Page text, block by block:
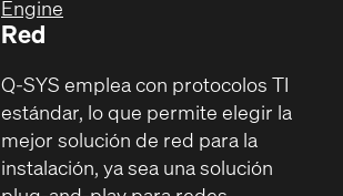
Engine
Red
Q-SYS emplea con protocolos TI
estándar, lo que permite elegir la
mejor solución de red para la
instalación, ya sea una solución